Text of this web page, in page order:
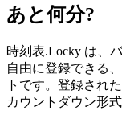
あと何分?
時刻表.Locky は、
自由に登録できる
トです。登録され
カウントダウン形